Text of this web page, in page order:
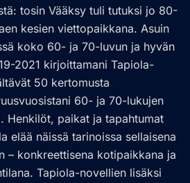
tosin Vääksy tuli tutuksi jo 80-
kesien viettopaikkana. Asuin
koko 60- ja 70-luvun ja hyvän
2021 kirjoittamani Tapiola-
50 kertomusta
60- ja 70-lukujen
Henkilöt, paikat ja tapahtumat
elää näissä tarinoissa sellaisena
– konkreettisena kotipaikkana ja
Tapiola-novellien lisäksi